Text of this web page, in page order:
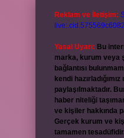
Reklam ve İletişim:
Yasal Uyarı: Bu
marka, kurum veya
bağlantısı
kendi
paylaşılmaktadır.
haber niteliği
ve kişiler hakkında
Gerçek kurum ve
tamamen